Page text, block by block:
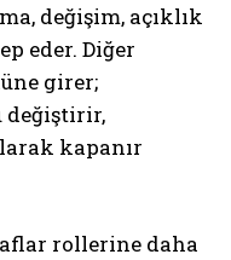
değişim, açıklık
eder. Diğer
girer;
değiştirir,
kapanır
rollerine daha